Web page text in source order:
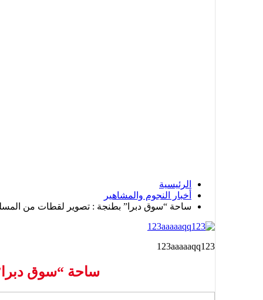
الرئيسية
أخبار النجوم والمشاهير
ساحة “سوق دبرا” بطنجة : تصوير لقطات من
123aaaaaqq123
ساحة “سوق